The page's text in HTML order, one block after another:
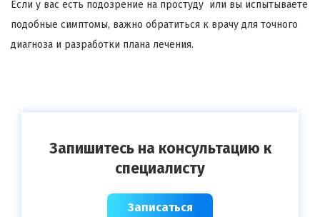
Если у вас есть подозрение на простуду или вы испытываете
подобные симптомы, важно обратиться к врачу для точного
диагноза и разработки плана лечения.
Запишитесь на консультацию к
специалисту
Записаться